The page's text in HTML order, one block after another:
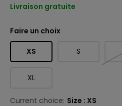
Livraison gratuite
Faire un choix
XS S
XL
Current choice: Size : XS